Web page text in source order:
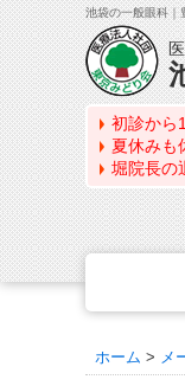
池袋の一般眼科｜
初診から
夏休みも
堀院長の
最新
眼の病
眼科専
WEB予
コンタ
ホーム > メ